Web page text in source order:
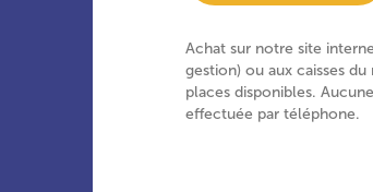
Achat sur notre site
gestion) ou aux caisses
places disponibles.
effectuée par téléphone.